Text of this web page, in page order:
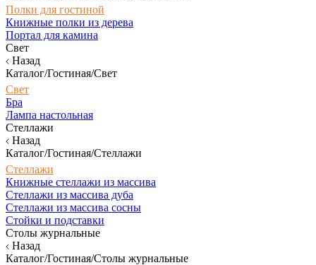
Полки для гостиной
Книжные полки из дерева
Портал для камина
Свет
Назад
Каталог/Гостиная/Свет
Свет
Бра
Лампа настольная
Стеллажи
Назад
Каталог/Гостиная/Стеллажи
Стеллажи
Книжные стеллажи из массива
Стеллажи из массива дуба
Стеллажи из массива сосны
Стойки и подставки
Столы журнальные
Назад
Каталог/Гостиная/Столы журнальные